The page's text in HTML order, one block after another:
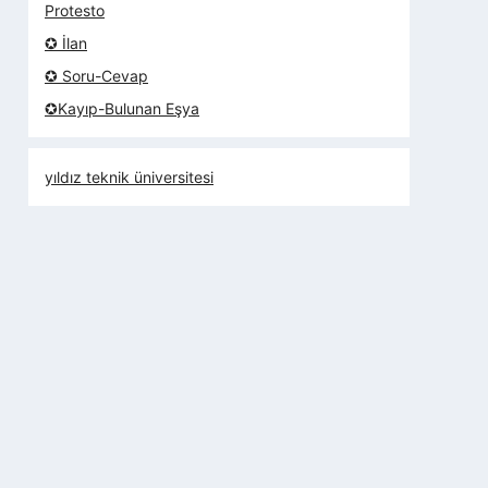
Protesto
✪ İlan
✪ Soru-Cevap
✪Kayıp-Bulunan Eşya
yıldız teknik üniversitesi